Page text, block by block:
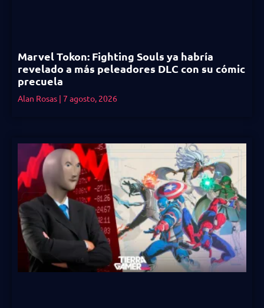
Marvel Tokon: Fighting Souls ya habría
revelado a más peleadores DLC con su cómic
precuela
Alan Rosas 7 agosto, 2026